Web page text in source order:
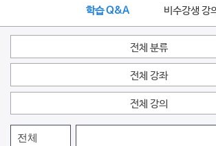
학습 Q&A 비수강생 강
전체 분류
전체 강좌
전체 강의